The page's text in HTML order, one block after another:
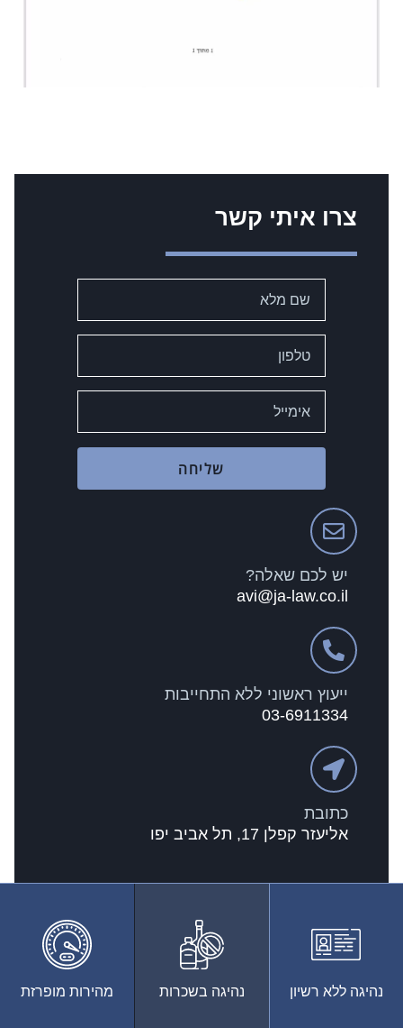
צרו איתי קשר
שליחה
יש לכם שאלה?
avi@ja-law.co.il
ייעוץ ראשוני ללא התחייבות
03-6911334
כתובת
אליעזר קפלן 17, תל אביב יפו
נהיגה ללא רשיון נהיגה בשכרות מהירות מופרזת